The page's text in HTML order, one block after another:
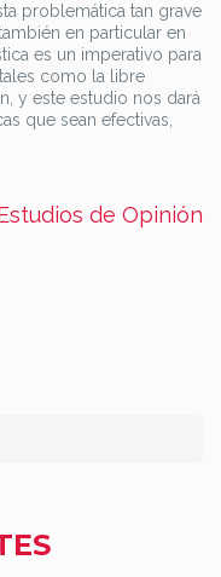
problemática tan grave
en particular en
es un imperativo para
como la libre
y este estudio nos dará
que sean efectivas,
de Opinión